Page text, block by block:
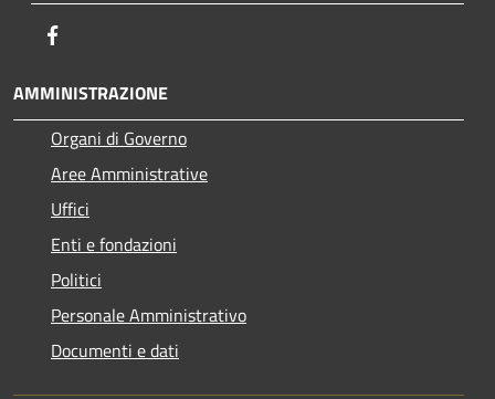
AMMINISTRAZIONE
Organi di Governo
Aree Amministrative
Uffici
Enti e fondazioni
Politici
Personale Amministrativo
Documenti e dati